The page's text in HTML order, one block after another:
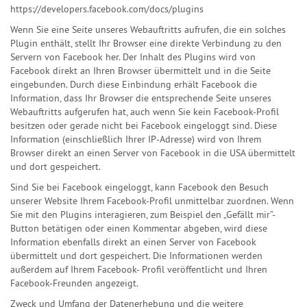
https://developers.facebook.com/docs/plugins
Wenn Sie eine Seite unseres Webauftritts aufrufen, die ein solches
Plugin enthält, stellt Ihr Browser eine direkte Verbindung zu den
Servern von Facebook her. Der Inhalt des Plugins wird von
Facebook direkt an Ihren Browser übermittelt und in die Seite
eingebunden. Durch diese Einbindung erhält Facebook die
Information, dass Ihr Browser die entsprechende Seite unseres
Webauftritts aufgerufen hat, auch wenn Sie kein Facebook-Profil
besitzen oder gerade nicht bei Facebook eingeloggt sind. Diese
Information (einschließlich Ihrer IP-Adresse) wird von Ihrem
Browser direkt an einen Server von Facebook in die USA übermittelt
und dort gespeichert.
Sind Sie bei Facebook eingeloggt, kann Facebook den Besuch
unserer Website Ihrem Facebook-Profil unmittelbar zuordnen. Wenn
Sie mit den Plugins interagieren, zum Beispiel den „Gefällt mir”-
Button betätigen oder einen Kommentar abgeben, wird diese
Information ebenfalls direkt an einen Server von Facebook
übermittelt und dort gespeichert. Die Informationen werden
außerdem auf Ihrem Facebook- Profil veröffentlicht und Ihren
Facebook-Freunden angezeigt.
Zweck und Umfang der Datenerhebung und die weitere